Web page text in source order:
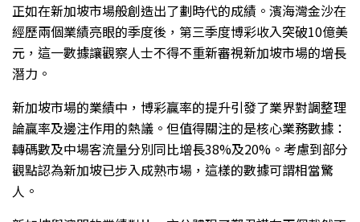
正如在新加坡市場般創造出了劃時代的成績。濱海灣金沙在
經歷兩個業績亮眼的季度後，第三季度博彩收入突破10億美
元，這一數據讓觀察人士不得不重新審視新加坡市場的增長
潛力。
新加坡市場的業績中，博彩贏率的提升引發了業界對調整理
論贏率及邊注作用的熱議。但值得關注的是核心業務數據：
轉碼數及中場客流量分別同比增長38%及20%。考慮到部分
觀點認為新加坡已步入成熟市場，這樣的數據可謂相當驚
人。